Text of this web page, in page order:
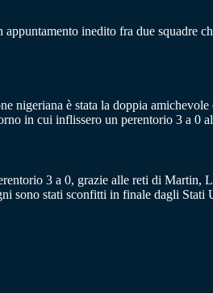
inedito fra due squadre
nigeriana è stata la doppia
in cui inflissero un perentorio 3 a 0
3 a 0, grazie alle reti di Martin,
sono stati sconfitti in finale dagli